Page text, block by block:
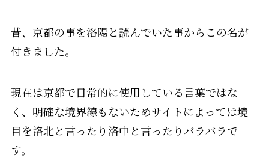
昔、京都の事を洛陽と読んでいた事からこの名が
付きました。
現在は京都で日常的に使用している言葉ではな
く、明確な境界線もないためサイトによっては境
目を洛北と言ったり洛中と言ったりバラバラで
す。